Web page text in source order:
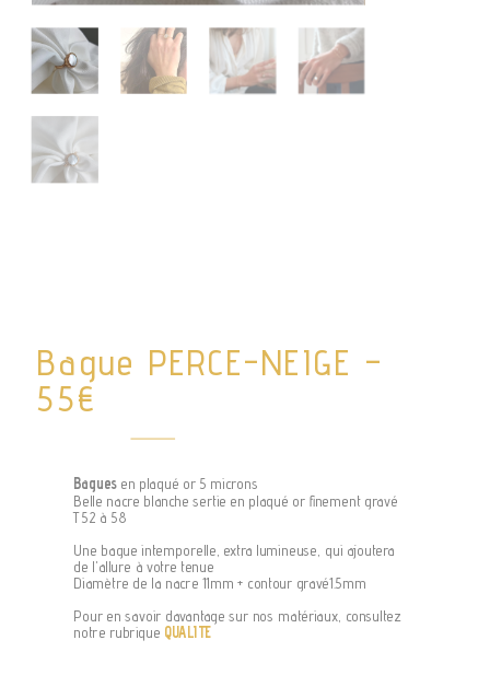
Bague PERCE-NEIGE –
55€
Baguesen plaqué or 5 microns
Belle nacre blanche sertie en plaqué or finement gravé
T52 à 58
Une bague intemporelle, extra lumineuse, qui ajoutera
de l'allure à votre tenue
Diamètre de la nacre 11mm + contour gravé1.5mm
Pour en savoir davantage sur nos matériaux, consultez
notre rubrique QUALITE